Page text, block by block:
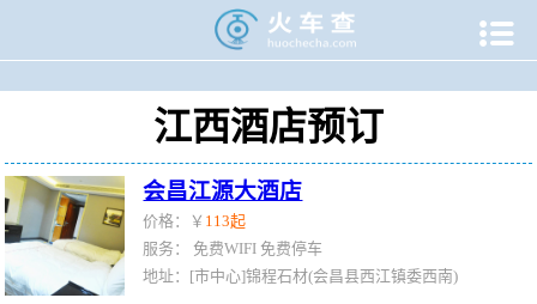

江西酒店预订
会昌江源大酒店
价格：￥ 113起
服务： 免费WIFI 免费停车
地址：[市中心]锦程石材(会昌县西江镇委西南)